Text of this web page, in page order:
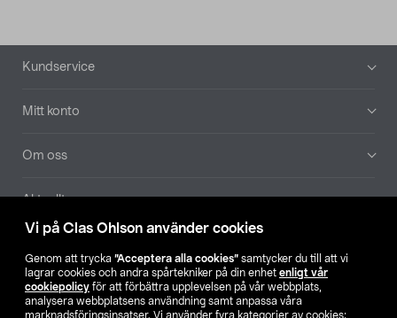
Vi på Clas Ohlson använder cookies
Genom att trycka ”Acceptera alla cookies” samtycker du till att vi
lagrar cookies och andra spårtekniker på din enhet enligt vår
cookiepolicy för att förbättra upplevelsen på vår webbplats,
analysera webbplatsens användning samt anpassa våra
marknadsföringsinsatser. Vi använder fyra kategorier av cookies:
Sidfot
Kundservice
Mitt konto
Om oss
Aktuellt
Hitta butik